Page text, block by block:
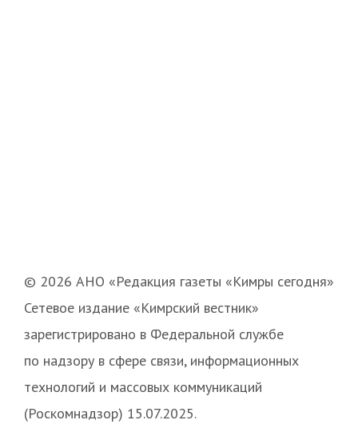
© 2026 АНО «Редакция газеты «Кимры сегодня»
Сетевое издание «Кимрский вестник»
зарегистрировано в Федеральной службе
по надзору в сфере связи, информационных
технологий и массовых коммуникаций
(Роскомнадзор) 15.07.2025.